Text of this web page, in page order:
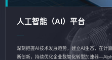
人工智能（AI）平台
深刻把握AI技术发展趋势，建立AI生态，在计
断创新，持续优化企业数智化转型加速器